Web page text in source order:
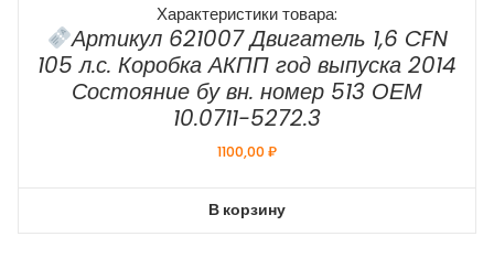
Характеристики товара:
Артикул 621007 Двигатель 1,6 CFN
105 л.с. Коробка АКПП год выпуска 2014
Состояние бу вн. номер 513 ОЕМ
10.0711-5272.3
1100,00₽
В корзину